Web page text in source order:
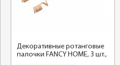
Декоративные ротанговые
палочки FANCY HOME, 3 шт.,